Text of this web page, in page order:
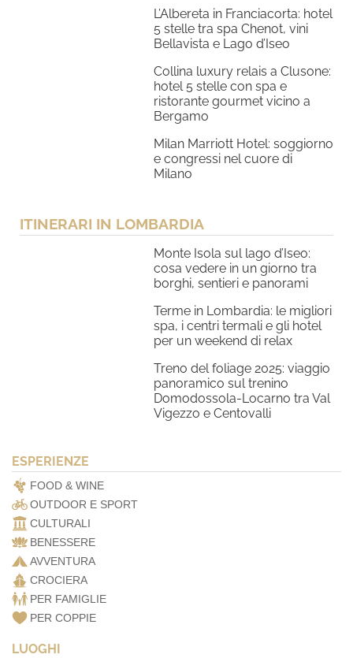
L’Albereta in Franciacorta: hotel
5 stelle tra spa Chenot, vini
Bellavista e Lago d’Iseo
Collina luxury relais a Clusone:
hotel 5 stelle con spa e
ristorante gourmet vicino a
Bergamo
Milan Marriott Hotel: soggiorno
e congressi nel cuore di
Milano
ITINERARI IN LOMBARDIA
Monte Isola sul lago d’Iseo:
cosa vedere in un giorno tra
borghi, sentieri e panorami
Terme in Lombardia: le migliori
spa, i centri termali e gli hotel
per un weekend di relax
Treno del foliage 2025: viaggio
panoramico sul trenino
Domodossola-Locarno tra Val
Vigezzo e Centovalli
ESPERIENZE
FOOD & WINE
OUTDOOR E SPORT
CULTURALI
BENESSERE
AVVENTURA
CROCIERA
PER FAMIGLIE
PER COPPIE
LUOGHI